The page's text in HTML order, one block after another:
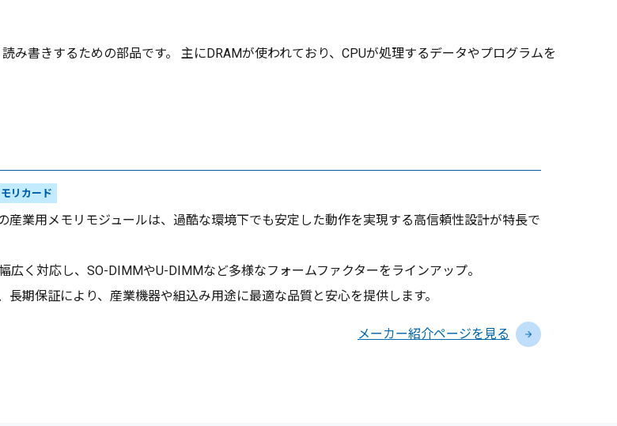
み書きするための部品です。 主にDRAMが使われており、CPUが処理するデータやプログラムを
リカード
産業用メモリモジュールは、過酷な環境下でも安定した動作を実現する高信頼性設計が特長で
広く対応し、SO-DIMMやU-DIMMなど多様なフォームファクターをラインアップ。
長期保証により、産業機器や組込み用途に最適な品質と安心を提供します。
メーカー紹介ページを見る